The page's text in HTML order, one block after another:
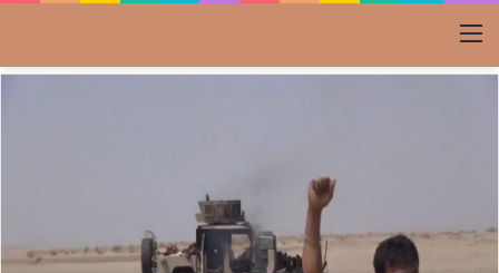
القائمة